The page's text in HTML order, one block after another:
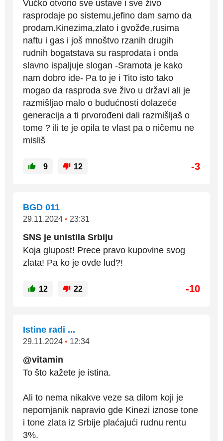
Vučko otvorio sve ustave i sve živo
rasprodaje po sistemu,jefino dam samo da
prodam.Kinezima,zlato i gvožđe,rusima
naftu i gas i još mnoštvo rzanih drugih
rudnih bogatstava su rasprodata i onda
slavno ispaljuje slogan -Sramota je kako
nam dobro ide- Pa to je i Tito isto tako
mogao da rasproda sve živo u državi ali je
razmišljao malo o budućnosti dolazeće
generacija a ti prvorođeni dali razmišljaš o
tome ? ili te je opila te vlast pa o ničemu ne
misliš
9 12 -3
BGD 011
29.11.2024 • 23:31
SNS je unistila Srbiju
Koja glupost! Prece pravo kupovine svog
zlata! Pa ko je ovde lud?!
12 22 -10
Istine radi ...
29.11.2024 • 12:34
@vitamin
To što kažete je istina.
Ali to nema nikakve veze sa dilom koji je
nepomjanik napravio gde Kinezi iznose tone
i tone zlata iz Srbije plaćajući rudnu rentu
3%.